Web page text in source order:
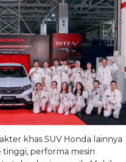
khas SUV Honda lainnya
performa mesin